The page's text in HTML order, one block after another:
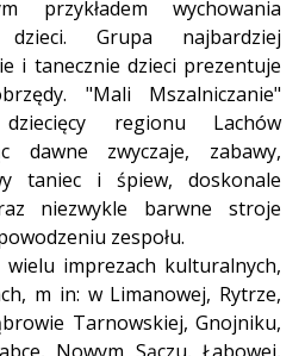
przykładem wychowania
Grupa najbardziej
i tanecznie dzieci prezentuje
"Mali Mszalniczanie"
regionu Lachów
dawne zwyczaje, zabawy,
taniec i śpiew, doskonale
niezwykle barwne stroje
zespołu.
wielu imprezach kulturalnych,
m in: w Limanowej, Rytrze,
Tarnowskiej, Gnojniku,